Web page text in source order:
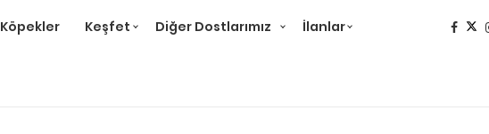
Köpekler Keşfet Diğer Dostlarımız İlanlar